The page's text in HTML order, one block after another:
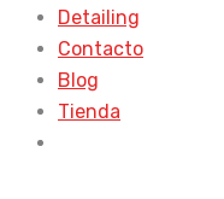
Detailing
Contacto
Blog
Tienda